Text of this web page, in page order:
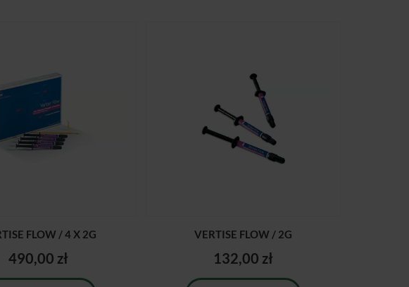
FLOW / 4 X 2G
490,00 zł
VERTISE FLOW / 2G
132,00 zł